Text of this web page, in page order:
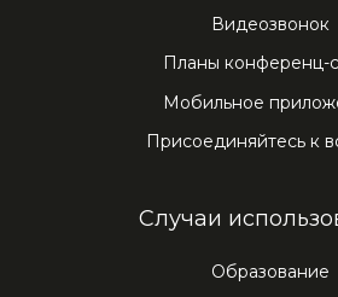
Видеозвонок
Планы конференц-
Мобильное
Присоединяйтесь к
Случаи
Образование